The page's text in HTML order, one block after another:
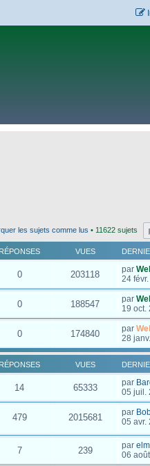
les sujets comme lus • 11622 sujets
RÉPONSES VUES
0 203118 par
24
0 188547 par
19 oct.
0 174840 par
28
RÉPONSES VUES
14 65333 par
05 juil.
479 2015681 par
05 avr.
7 239 par
06